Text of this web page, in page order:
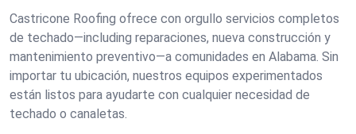
Castricone Roofing ofrece con orgullo servicios completos
de techado—including reparaciones, nueva construcción y
mantenimiento preventivo—a comunidades en Alabama. Sin
importar tu ubicación, nuestros equipos experimentados
están listos para ayudarte con cualquier necesidad de
techado o canaletas.